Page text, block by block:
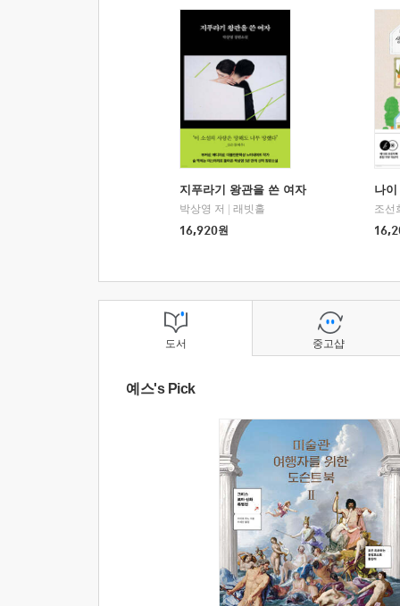
지푸라기 왕관을 쓴 여자
박상영 저
래빗홀
16,920원
나
조선
도서
예스's Pick
중고샵